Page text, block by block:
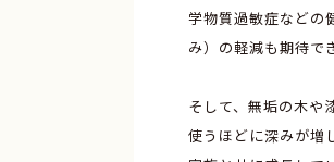
学物質過敏症などの
み）の軽減も期待で
そして、無垢の木や
使うほどに深みが増